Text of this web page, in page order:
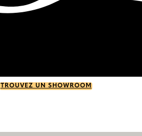
TROUVEZ UN SHOWROOM